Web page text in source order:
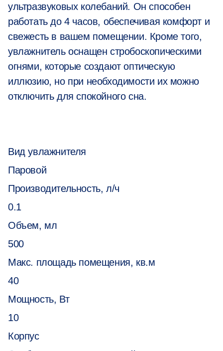
ультразвуковых колебаний. Он способен
работать до 4 часов, обеспечивая комфорт и
свежесть в вашем помещении. Кроме того,
увлажнитель оснащен стробоскопическими
огнями, которые создают оптическую
иллюзию, но при необходимости их можно
отключить для спокойного сна.
Вид увлажнителя
Паровой
Производительность, л/ч
0.1
Объем, мл
500
Макс. площадь помещения, кв.м
40
Мощность, Вт
10
Корпус